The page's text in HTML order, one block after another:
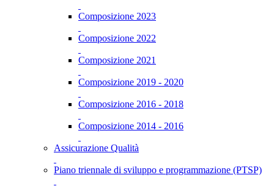
Composizione 2023
Composizione 2022
Composizione 2021
Composizione 2019 - 2020
Composizione 2016 - 2018
Composizione 2014 - 2016
Assicurazione Qualità
Piano triennale di sviluppo e programmazione (PTSP)